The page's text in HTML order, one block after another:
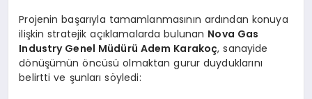
Projenin başarıyla tamamlanmasının ardından konuya
ilişkin stratejik açıklamalarda bulunan Nova Gas
Industry Genel Müdürü Adem Karakoç, sanayide
dönüşümün öncüsü olmaktan gurur duyduklarını
belirtti ve şunları söyledi: